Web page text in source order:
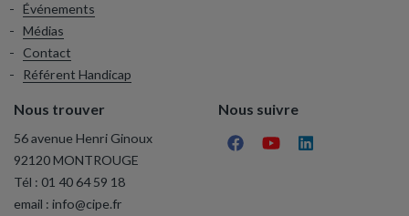
Événements
Médias
Contact
Référent Handicap
Nous trouver
56 avenue Henri Ginoux
92120 MONTROUGE
Tél : 01 40 64 59 18
email : info@cipe.fr
Nous suivre